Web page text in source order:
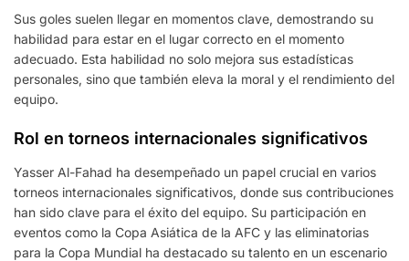
Sus goles suelen llegar en momentos clave, demostrando su
habilidad para estar en el lugar correcto en el momento
adecuado. Esta habilidad no solo mejora sus estadísticas
personales, sino que también eleva la moral y el rendimiento del
equipo.
Rol en torneos internacionales significativos
Yasser Al-Fahad ha desempeñado un papel crucial en varios
torneos internacionales significativos, donde sus contribuciones
han sido clave para el éxito del equipo. Su participación en
eventos como la Copa Asiática de la AFC y las eliminatorias
para la Copa Mundial ha destacado su talento en un escenario